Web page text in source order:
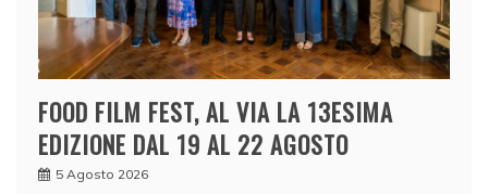
FOOD FILM FEST, AL VIA LA 13ESIMA
EDIZIONE DAL 19 AL 22 AGOSTO
5 Agosto 2026